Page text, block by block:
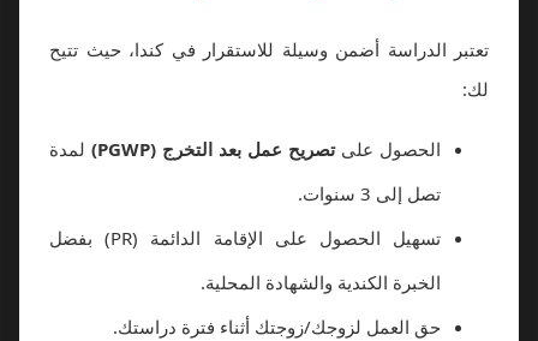
تعتبر الدراسة أضمن وسيلة للاستقرار في كندا، حيث تتيح
لك:
الحصول علىتصريح عمل بعد التخرج (PGWP)
لمدة
تصل إلى 3 سنوات.
تسهيل الحصول على الإقامة الدائمة (PR) بفضل
الخبرة الكندية والشهادة المحلية.
حق العمل لزوجك/زوجتك أثناء فترة دراستك.